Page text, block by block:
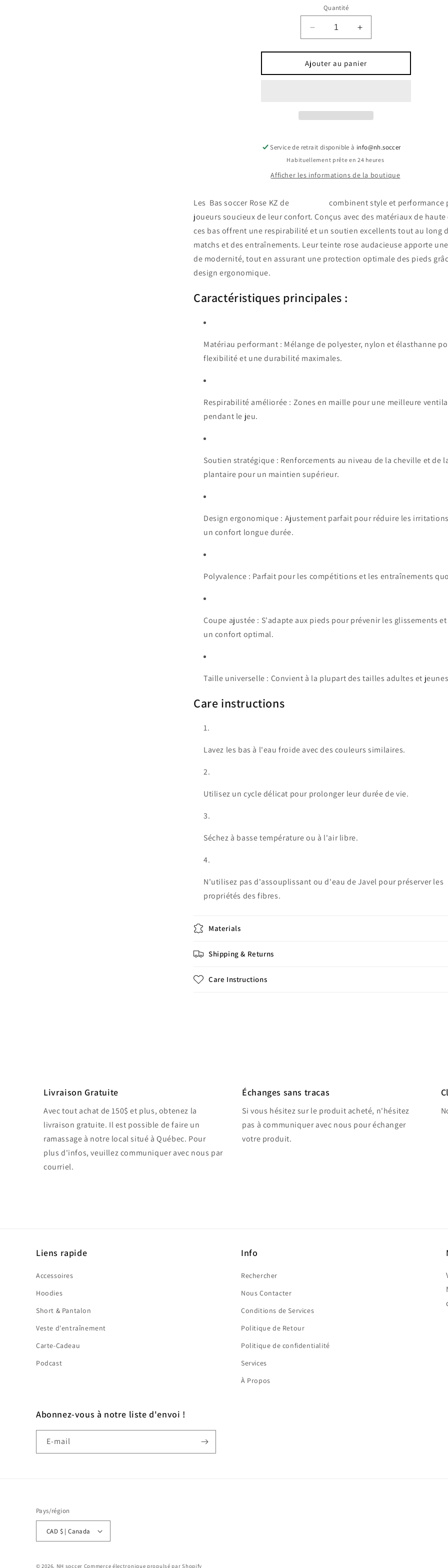
Quantité
Réduire
la
quantité
de
Bas
Augmenter
la
quantité
de
Bas
Ajouter au panier
Service de retrait disponible à info@nh.soccer
Habituellement prête en 24 heures
Afficher les informations de la boutique
Les Bas soccer Rose KZ de
combinent style et performance
joueurs soucieux de leur confort. Conçus avec des matériaux de
ces bas offrent une respirabilité et un soutien excellents tout au long
matchs et des entraînements. Leur teinte rose audacieuse apporte
de modernité, tout en assurant une protection optimale des pieds
design ergonomique.
Caractéristiques principales :
Matériau performant : Mélange de polyester, nylon et élasthanne
flexibilité et une durabilité maximales.
Respirabilité améliorée : Zones en maille pour une meilleure
pendant le jeu.
Soutien stratégique : Renforcements au niveau de la cheville et de
plantaire pour un maintien supérieur.
Design ergonomique : Ajustement parfait pour réduire les
un confort longue durée.
Polyvalence : Parfait pour les compétitions et les entraînements
Coupe ajustée : S'adapte aux pieds pour prévenir les glissements
un confort optimal.
Taille universelle : Convient à la plupart des tailles adultes et
Care instructions
Lavez les bas à l'eau froide avec des couleurs similaires.
Utilisez un cycle délicat pour prolonger leur durée de vie.
Séchez à basse température ou à l'air libre.
N'utilisez pas d'assouplissant ou d'eau de Javel pour préserver les
propriétés des fibres.
Materials
Shipping & Returns
Care Instructions
Livraison Gratuite
Avec tout achat de 150$ et plus, obtenez la
livraison gratuite. Il est possible de faire un
ramassage à notre local situé à Québec. Pour
plus d'infos, veuillez communiquer avec nous par
courriel.
Échanges sans tracas
Si vous hésitez sur le produit acheté, n'hésitez
pas à communiquer avec nous pour échanger
votre produit.
Liens rapide
Accessoires
Hoodies
Short & Pantalon
Veste d'entraînement
Carte-Cadeau
Podcast
Info
Rechercher
Nous Contacter
Conditions de Services
Politique de Retour
Politique de confidentialité
Services
À Propos
Abonnez-vous à notre liste d'envoi !
E-mail
Pays/région
CAD $ | Canada
© 2026, NH soccer Commerce électronique propulsé par Shopify